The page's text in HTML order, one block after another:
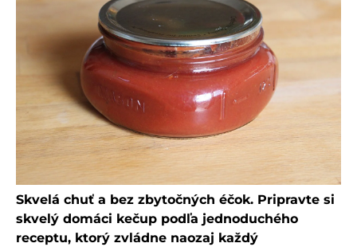
Skvelá chuť a bez zbytočných éčok. Pripravte si
skvelý domáci kečup podľa jednoduchého
receptu, ktorý zvládne naozaj každý